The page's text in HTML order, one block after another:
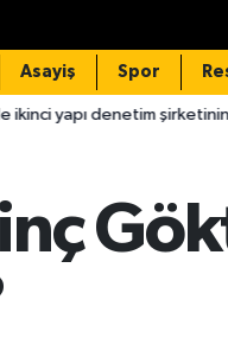
Asayiş Spor
şirketinin 3 yetkilisine dava